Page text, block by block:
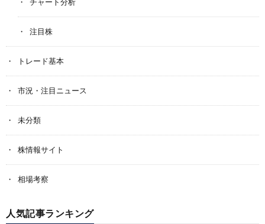
注目株
トレード基本
市況・注目ニュース
未分類
株情報サイト
相場考察
人気記事ランキング